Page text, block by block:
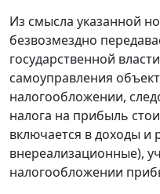
Из смысла указанной
безвозмездно
государственной
самоуправления
налогообложении,
налога на прибыль
включается в доходы и
внереализационные),
налогообложении